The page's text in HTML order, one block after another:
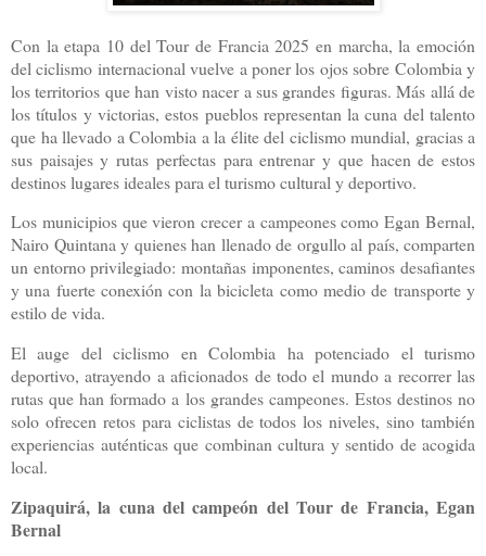
Con la etapa 10 del Tour de Francia 2025 en marcha, la emoción
del ciclismo internacional vuelve a poner los ojos sobre Colombia y
los territorios que han visto nacer a sus grandes figuras. Más allá de
los títulos y victorias, estos pueblos representan la cuna del talento
que ha llevado a Colombia a la élite del ciclismo mundial, gracias a
sus paisajes y rutas perfectas para entrenar y que hacen de estos
destinos lugares ideales para el turismo cultural y deportivo.
Los municipios que vieron crecer a campeones como Egan Bernal,
Nairo Quintana y quienes han llenado de orgullo al país, comparten
un entorno privilegiado: montañas imponentes, caminos desafiantes
y una fuerte conexión con la bicicleta como medio de transporte y
estilo de vida.
El auge del ciclismo en Colombia ha potenciado el turismo
deportivo, atrayendo a aficionados de todo el mundo a recorrer las
rutas que han formado a los grandes campeones. Estos destinos no
solo ofrecen retos para ciclistas de todos los niveles, sino también
experiencias auténticas que combinan cultura y sentido de acogida
local.
Zipaquirá, la cuna del campeón del Tour de Francia, Egan
Bernal